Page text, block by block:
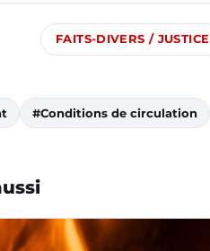
FAITS-DIVERS / JUSTICE
#Conditions de circulation